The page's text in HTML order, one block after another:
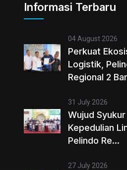
Informasi Terbaru
04 August 2026
Perkuat
Logistik,
Regional 2
31 July 2026
Wujud Syukur
Kepedulian
Pelindo Re...
27 July 2026